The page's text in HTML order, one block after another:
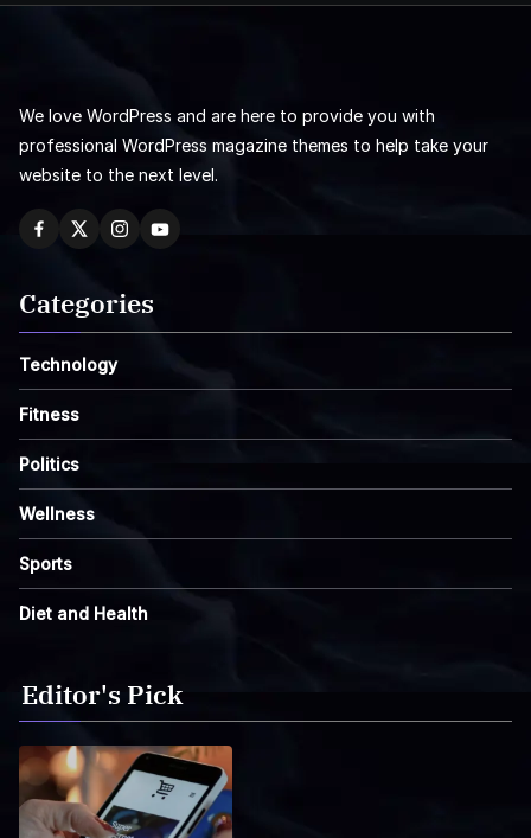
We love WordPress and are here to provide you with
professional WordPress magazine themes to help take your
website to the next level.
Categories
Technology
Fitness
Politics
Wellness
Sports
Diet and Health
Editor's Pick